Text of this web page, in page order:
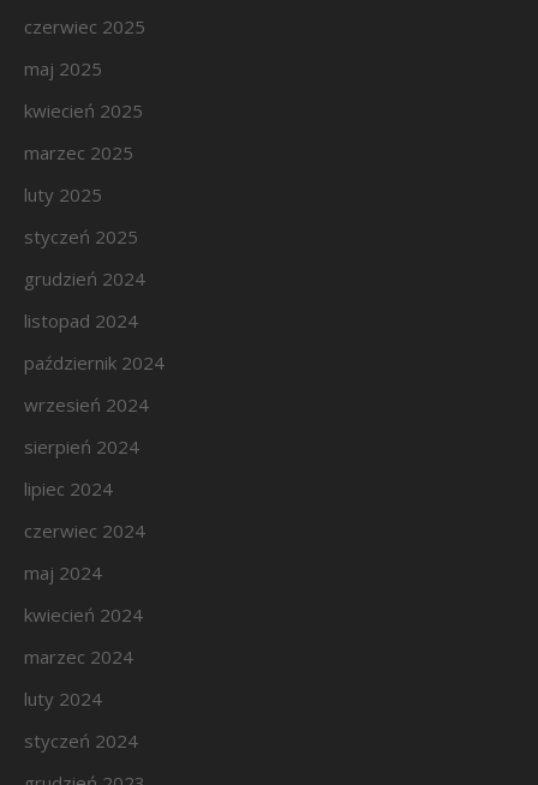
czerwiec 2025
maj 2025
kwiecień 2025
marzec 2025
luty 2025
styczeń 2025
grudzień 2024
listopad 2024
październik 2024
wrzesień 2024
sierpień 2024
lipiec 2024
czerwiec 2024
maj 2024
kwiecień 2024
marzec 2024
luty 2024
styczeń 2024